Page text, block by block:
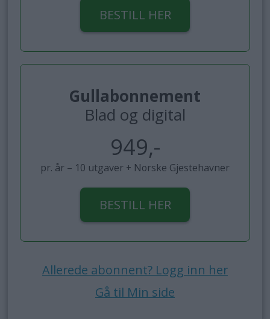
BESTILL HER
Gullabonnement
Blad og digital
949,-
pr. år – 10 utgaver + Norske Gjestehavner
BESTILL HER
Allerede abonnent? Logg inn her
Gå til Min side